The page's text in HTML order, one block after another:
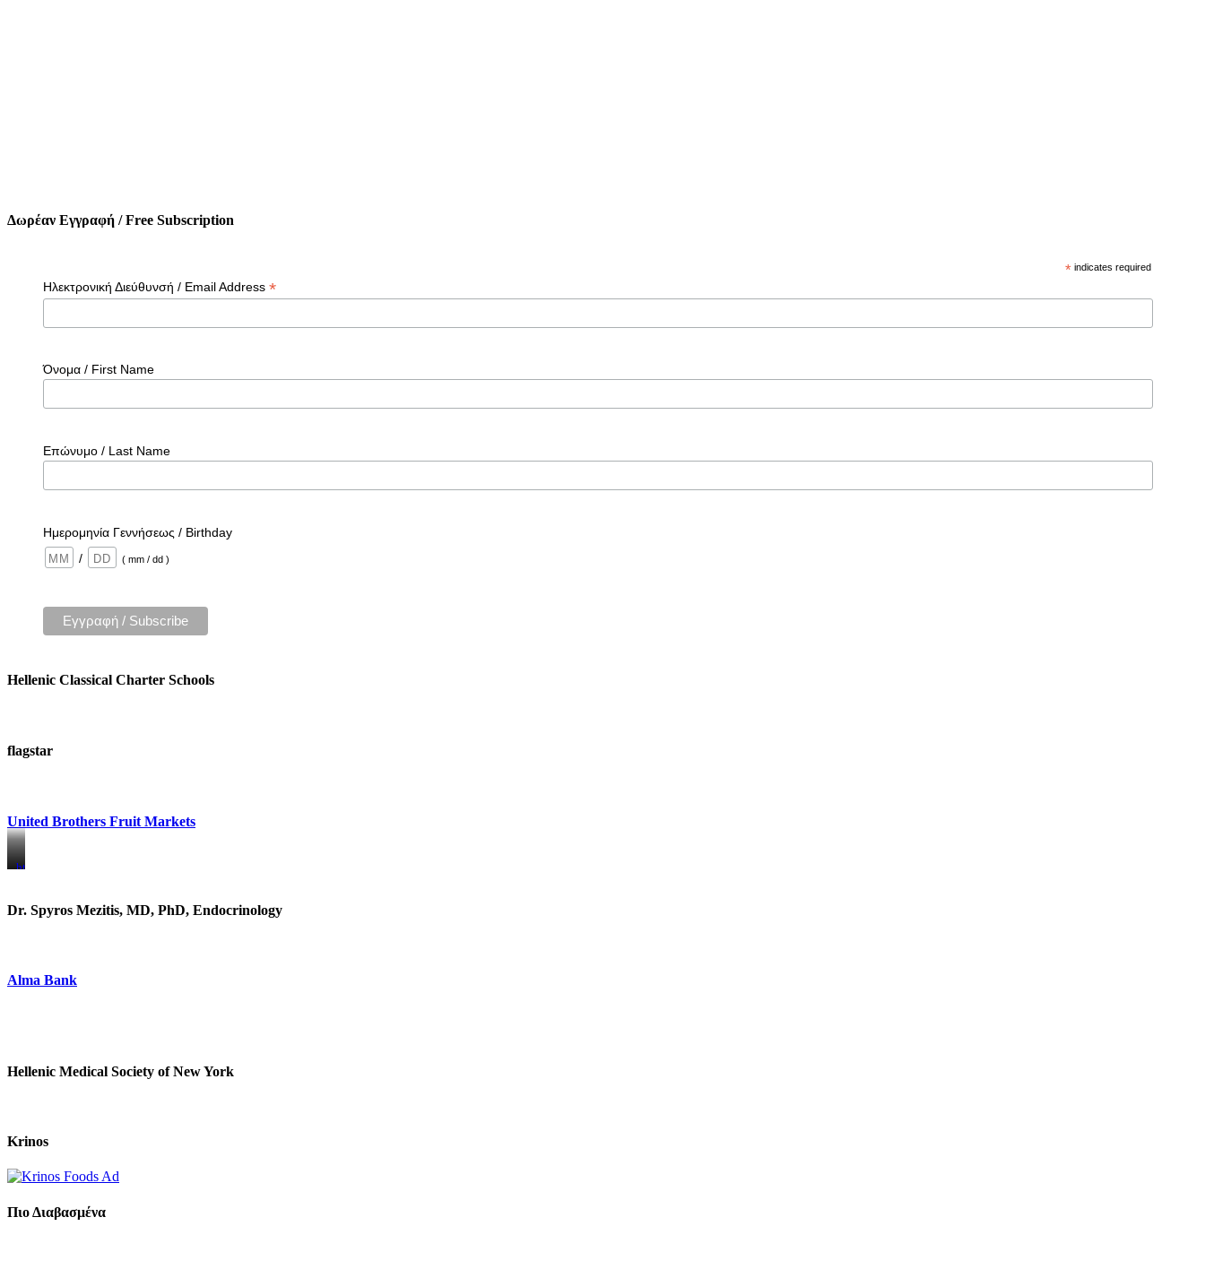
Δωρέαν Εγγραφή / Free Subscription
* indicates required
Ηλεκτρονική Διεύθυνσή / Email Address *
Όνομα / First Name
Επώνυμο / Last Name
Ημερομηνία Γεννήσεως / Birthday
/
( mm / dd )
Hellenic Classical Charter Schools
flagstar
United Brothers Fruit Markets
https://www.unitedbrothersfruitmarkets.com/
https://www.unitedbrothersfruitmarkets.com/
Dr. Spyros Mezitis, MD, PhD, Endocrinology
Alma Bank
Hellenic Medical Society of New York
Krinos
Πιο Διαβασμένα